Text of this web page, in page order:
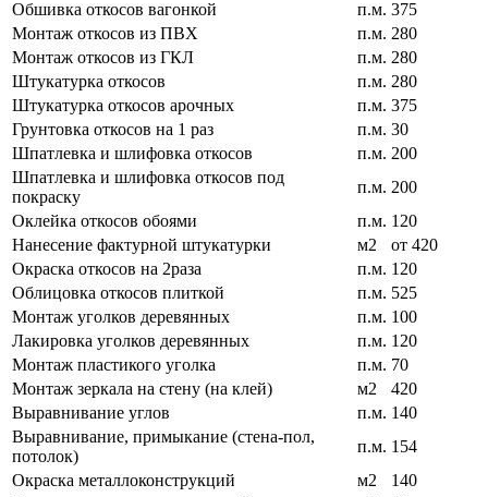
Обшивка откосов вагонкой
п.м. 375
Монтаж откосов из ПВХ
п.м. 280
Монтаж откосов из ГКЛ
п.м. 280
Штукатурка откосов
п.м. 280
Штукатурка откосов арочных
п.м. 375
Грунтовка откосов на 1 раз
п.м. 30
Шпатлевка и шлифовка откосов
п.м. 200
Шпатлевка и шлифовка откосов под
покраску
п.м. 200
Оклейка откосов обоями
п.м. 120
Нанесение фактурной штукатурки
м2
от 420
Окраска откосов на 2раза
п.м. 120
Облицовка откосов плиткой
п.м. 525
Монтаж уголков деревянных
п.м. 100
Лакировка уголков деревянных
п.м. 120
Монтаж пластикого уголка
п.м. 70
Монтаж зеркала на стену (на клей)
м2
420
Выравнивание углов
п.м. 140
Выравнивание, примыкание (стена-пол,
потолок)
п.м. 154
Окраска металлоконструкций
м2
140